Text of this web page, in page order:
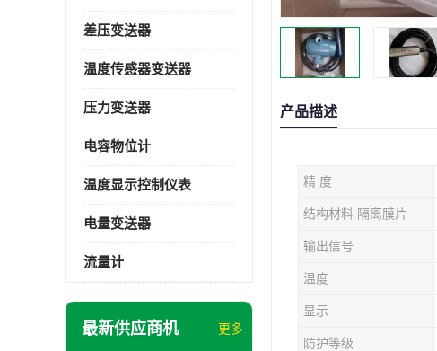
差压变送器
温度传感器变送器
压力变送器
电容物位计
温度显示控制仪表
电量变送器
流量计
最新供应商机 更多
产品描述
精 度
结构材料 隔离膜片
输出信号
温度
显示
防护等级